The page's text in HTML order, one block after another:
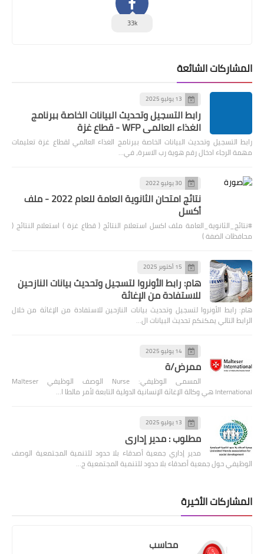
33k
المشاركات الشائعة
13 يوليو 2025
رابط التسجيل وتحديث البيانات الخاصة ببرنامج
الغذاء العالمي WFP - قطاع غزة
رابط التسجيل وتحديث البيانات الخاصة ببرنامج الغذاء العالمي لقطاع غزة تعليمات
مهمة الرجاء ادخال رقم هوية رب الاسرة، في…
30 يوليو 2022
نتائج امتحان الثانوية العامة للعام 2022 - ملف
أكسل
#نتائج_الثانوية_العامة ملف اكسل استعلام النتائج ( قطاع غزة ) استعلام النتائج (
محافظات الضفة )
15 أكتوبر 2025
هام: رابط الأونروا لتسجيل وتحديث بيانات النازحين
للاستفادة من الإغاثة
هام: رابط الأونروا لتسجيل وتحديث بيانات النازحين للاستفادة من الإغاثة من خلال
الرابط التالي يمكنكم تحديث البيانات ال…
14 يوليو 2025
ممرض/ة
المسمى الوظيفي: Nurse الوصف الوظيفي Malteser
International هي وكالة الإغاثة الإنسانية الدولية التابعة لأمر مالطا ا…
13 يوليو 2025
مطلوب : مدير إداري
مدير إداري جمعية أصدقاء بلا حدود للتنمية المجتمعية الوصف
الوظيفي حول جمعية أصدقاء بلا حدود للتنمية المجتمعية ج…
المشاركات الأخيرة
محاسب